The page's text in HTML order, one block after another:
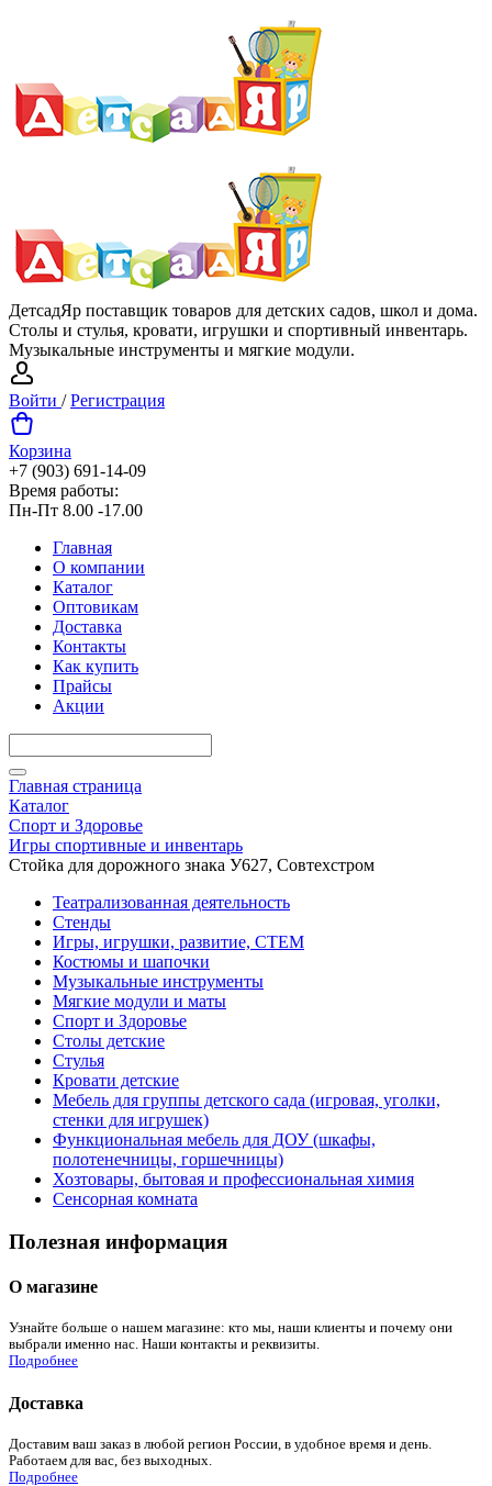
ДетсадЯр поставщик товаров для детских садов, школ и дома.
Столы и стулья, кровати, игрушки и спортивный инвентарь.
Музыкальные инструменты и мягкие модули.
Войти /Регистрация
Корзина
+7 (903) 691-14-09
Время работы:
Пн-Пт 8.00 -17.00
Главная
О компании
Каталог
Оптовикам
Доставка
Контакты
Как купить
Прайсы
Акции
Главная страница
Каталог
Спорт и Здоровье
Игры спортивные и инвентарь
Стойка для дорожного знака У627, Совтехстром
Театрализованная деятельность
Стенды
Игры, игрушки, развитие, СТЕМ
Костюмы и шапочки
Музыкальные инструменты
Мягкие модули и маты
Спорт и Здоровье
Столы детские
Стулья
Кровати детские
Мебель для группы детского сада (игровая, уголки,
стенки для игрушек)
Функциональная мебель для ДОУ (шкафы,
полотенечницы, горшечницы)
Хозтовары, бытовая и профессиональная химия
Сенсорная комната
Полезная информация
О магазине
Узнайте больше о нашем магазине: кто мы, наши клиенты и почему они
выбрали именно нас. Наши контакты и реквизиты.
Подробнее
Доставка
Доставим ваш заказ в любой регион России, в удобное время и день.
Работаем для вас, без выходных.
Подробнее